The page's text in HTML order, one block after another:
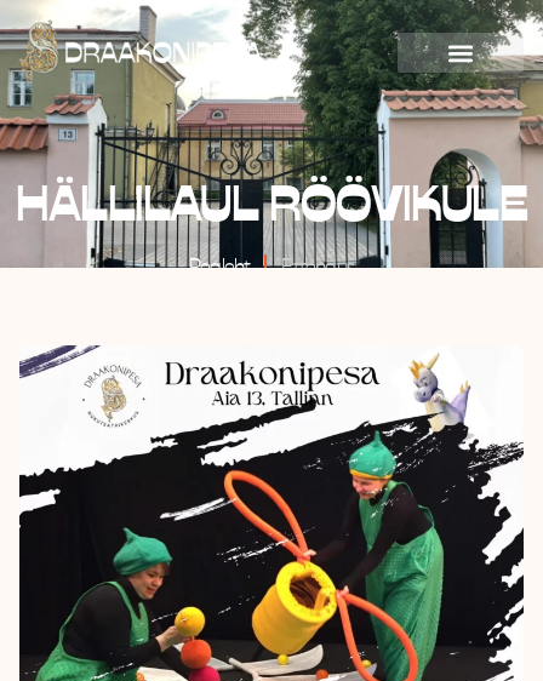
HÄLLILAUL RÖÖVIKULE
Pealeht Ettendus